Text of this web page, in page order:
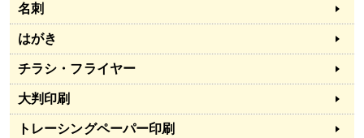
名刺
はがき
チラシ・フライヤー
大判印刷
トレーシングペーパー印刷